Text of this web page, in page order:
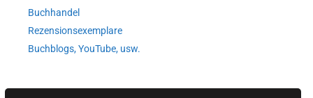
Buchhandel
Rezensionsexemplare
Buchblogs, YouTube, usw.